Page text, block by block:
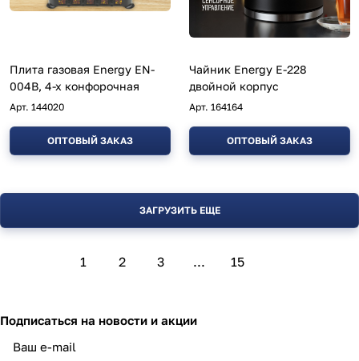
Плита газовая Energy EN-
004B, 4-х конфорочная
Арт. 144020
ОПТОВЫЙ ЗАКАЗ
Чайник Energy E-228
двойной корпус
Арт. 164164
ОПТОВЫЙ ЗАКАЗ
ЗАГРУЗИТЬ ЕЩЕ
1 2 3 ... 15
Подписаться на новости и акции